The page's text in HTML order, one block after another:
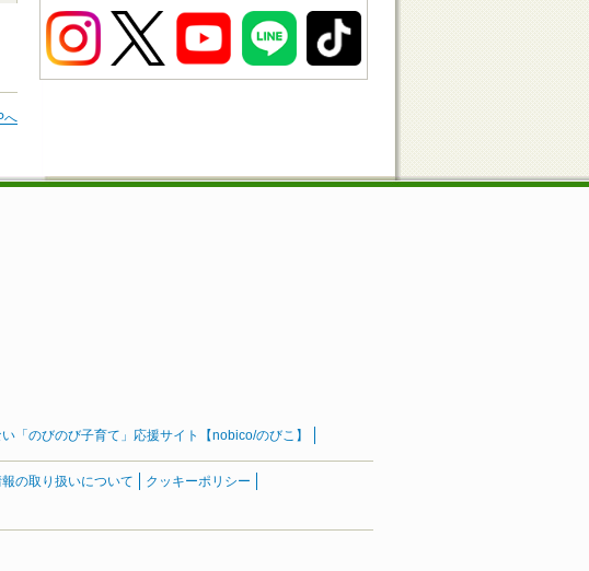
へ
「のびのび子育て」応援サイト【nobico/のびこ】
の取り扱いについて
クッキーポリシー